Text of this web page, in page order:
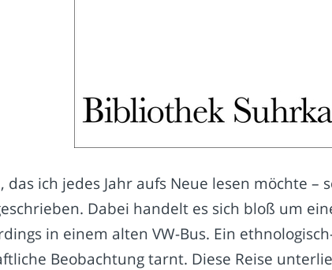
das ich jedes Jahr aufs Neue lesen möchte –
Dabei handelt es sich bloß um
in einem alten VW-Bus. Ein
Beobachtung tarnt. Diese Reise